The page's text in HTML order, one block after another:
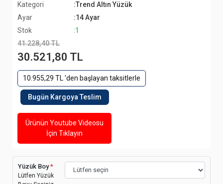
Kategori
:Trend Altın Yüzük
Ayar
:14 Ayar
Stok
:1
41.228,40 TL
30.521,80 TL
10.955,29 TL 'den başlayan taksitlerle
Bugün Kargoya Teslim
Ürünün Youtube Videosu
İçin Tıklayın
Yüzük Boy*
Lütfen Yüzük